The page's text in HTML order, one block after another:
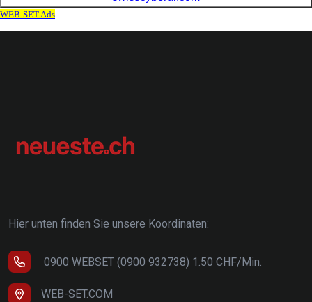
Hier unten finden Sie unsere Koordinaten:
0900 WEBSET (0900 932738) 1.50 CHF/Min.
WEB-SET.COM